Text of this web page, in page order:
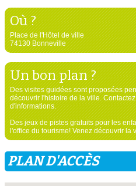
Où ?
Place de l'Hôtel de ville
74130 Bonneville
Un bon plan ?
Des visites guidées sont proposées
découvrir l'histoire de la ville.
d'informations.
Des jeux de pistes gratuits pour les
l'office du tourisme! Venez découvrir la
PLAN D'ACCÈS